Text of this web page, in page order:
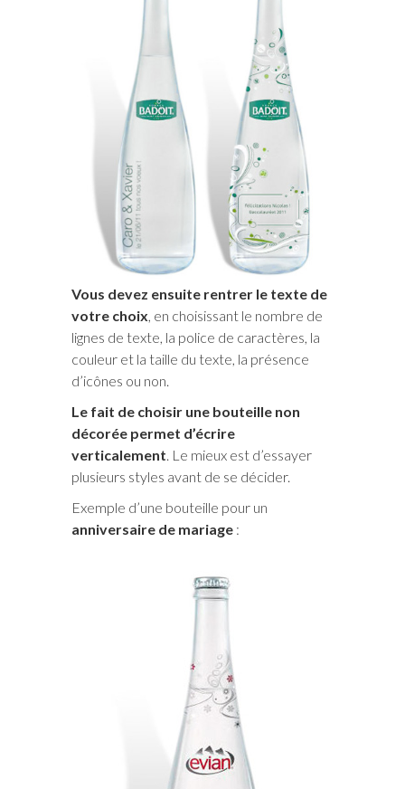
Vous devez ensuite rentrer le texte de
votre choix , en choisissant le nombre de
lignes de texte, la police de caractères, la
couleur et la taille du texte, la présence
d’icônes ou non.
Le fait de choisir une bouteille non
décorée permet d’écrire
verticalement . Le mieux est d’essayer
plusieurs styles avant de se décider.
Exemple d’une bouteille pour un
anniversaire de mariage :